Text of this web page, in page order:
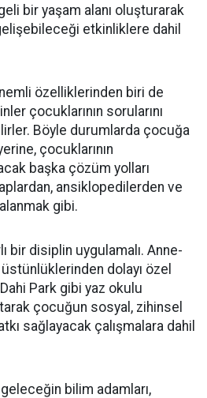
bir yaşam alanı oluşturarak
etkinliklere dahil
özelliklerinden biri de
çocuklarının sorularını
Böyle durumlarda çocuğa
çocuklarının
başka çözüm yolları
ansiklopedilerden ve
gibi.
bir disiplin uygulamalı. Anne-
dolayı özel
Park gibi yaz okulu
çocuğun sosyal, zihinsel
sağlayacak çalışmalara dahil
bilim adamları,